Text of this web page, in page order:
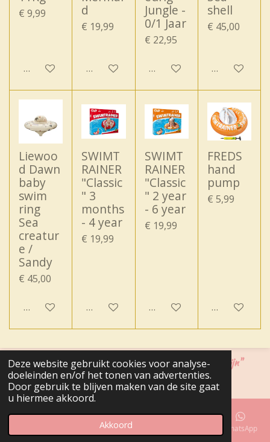
Deze website gebruikt cookies voor analyse-
doeleinden en/of het tonen van advertenties.
Door gebruik te blijven maken van de site gaat
u hiermee akkoord.
Akkoord
€ 9,99
Houd mij op de hoogte
d
€ 19,99
In winkelwagen
Jungle -
0/1 Jaar
€ 22,95
In winkelwagen
shell
€ 45,00
In
Liewoo
d Dawn
baby
swim
ring
Sea
creatur
e /
Sandy
€ 45,00
In winkelwagen
SWIMT
RAINER
"Classic
" 3
months
- 4 year
€ 19,99
In winkelwagen
SWIMT
RAINER
"Classic
" 2 year
- 6 year
€ 19,99
In winkelwagen
FREDS
hand
pump
€ 5,99
In
"Cadeautjes zijn fijn, maar mag het iets naar ons zin zijn"
© 2020 - 2026 Belle Molina
Powered byJouwWeb
Telefoonnummer WhatsApp